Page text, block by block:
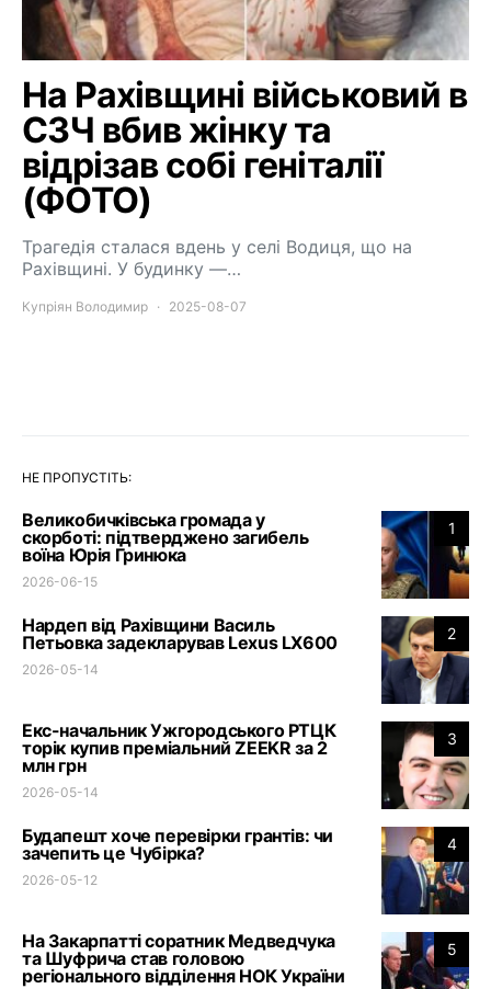
На Рахівщині військовий в
СЗЧ вбив жінку та
відрізав собі геніталії
(ФОТО)
Трагедія сталася вдень у селі Водиця, що на
Рахівщині. У будинку —…
Купріян Володимир 2025-08-07
НЕ ПРОПУСТІТЬ:
1
Великобичківська громада у
скорботі: підтверджено загибель
воїна Юрія Гринюка
2026-06-15
2
Нардеп від Рахівщини Василь
Петьовка задекларував Lexus LX600
2026-05-14
3
Екс-начальник Ужгородського РТЦК
торік купив преміальний ZEEKR за 2
млн грн
2026-05-14
4
Будапешт хоче перевірки грантів: чи
зачепить це Чубірка?
2026-05-12
5
На Закарпатті соратник Медведчука
та Шуфрича став головою
регіонального відділення НОК України